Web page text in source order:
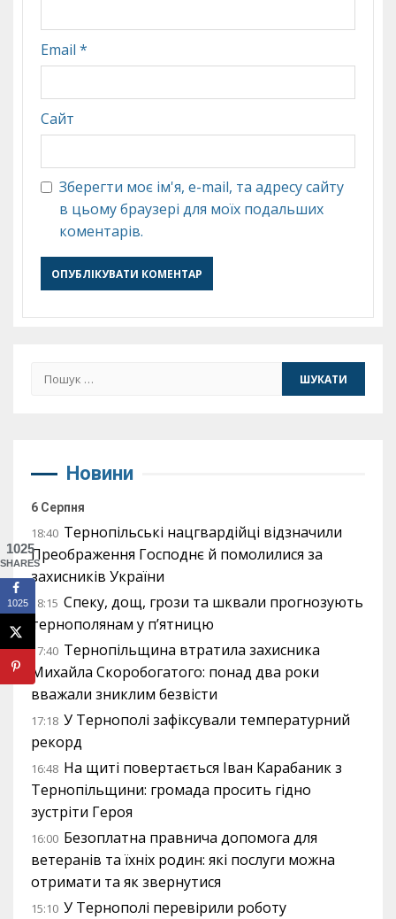
Email *
Сайт
Зберегти моє ім'я, e-mail, та адресу сайту
в цьому браузері для моїх подальших
коментарів.
Пошук:
Новини
6 Серпня
18:40 Тернопільські нацгвардійці відзначили
Преображення Господнє й помолилися за
захисників України
18:15 Спеку, дощ, грози та шквали прогнозують
тернополянам у п’ятницю
17:40 Тернопільщина втратила захисника
Михайла Скоробогатого: понад два роки
вважали зниклим безвісти
17:18 У Тернополі зафіксували температурний
рекорд
16:48 На щиті повертається Іван Карабаник з
Тернопільщини: громада просить гідно
зустріти Героя
16:00 Безоплатна правнича допомога для
ветеранів та їхніх родин: які послуги можна
отримати та як звернутися
15:10 У Тернополі перевірили роботу
1025
SHARES
1025